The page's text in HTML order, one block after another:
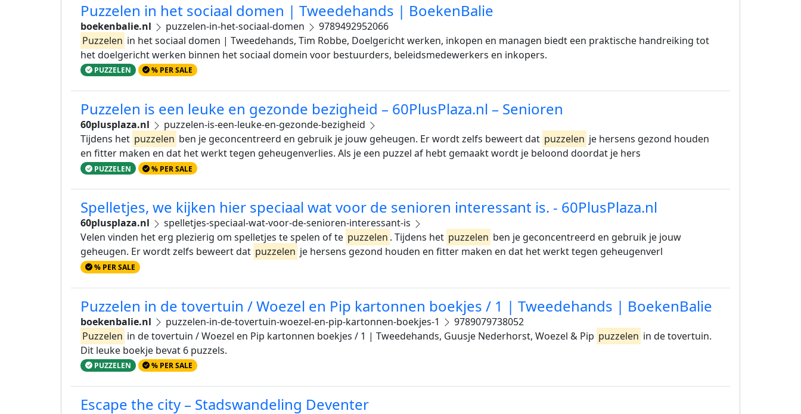
Puzzelen in het sociaal domen | Tweedehands | BoekenBalie
boekenbalie.nl puzzelen-in-het-sociaal-domen
9789492952066
Puzzelen in het sociaal domen | Tweedehands, Tim Robbe, Doelgericht werken, inkopen en managen biedt een praktische handreiking tot
het doelgericht werken binnen het sociaal domein voor bestuurders, beleidsmedewerkers en inkopers.
PUZZELEN % PER SALE
Puzzelen is een leuke en gezonde bezigheid – 60PlusPlaza.nl – Senioren
60plusplaza.nl
puzzelen-is-een-leuke-en-gezonde-bezigheid
Tijdens het puzzelen ben je geconcentreerd en gebruik je jouw geheugen. Er wordt zelfs beweert dat puzzelen je hersens gezond houden
en fitter maken en dat het werkt tegen geheugenverlies. Als je een puzzel af hebt gemaakt wordt je beloond doordat je hers
PUZZELEN % PER SALE
Spelletjes, we kijken hier speciaal wat voor de senioren interessant is. - 60PlusPlaza.nl
60plusplaza.nl
spelletjes-speciaal-wat-voor-de-senioren-interessant-is
Velen vinden het erg plezierig om spelletjes te spelen of te puzzelen . Tijdens het puzzelen ben je geconcentreerd en gebruik je jouw
geheugen. Er wordt zelfs beweert dat puzzelen je hersens gezond houden en fitter maken en dat het werkt tegen geheugenverl
% PER SALE
Puzzelen in de tovertuin / Woezel en Pip kartonnen boekjes / 1 | Tweedehands | BoekenBalie
boekenbalie.nl puzzelen-in-de-tovertuin-woezel-en-pip-kartonnen-boekjes-1
9789079738052
Puzzelen in de tovertuin / Woezel en Pip kartonnen boekjes / 1 | Tweedehands, Guusje Nederhorst, Woezel & Pip puzzelen in de tovertuin.
Dit leuke boekje bevat 6 puzzels.
PUZZELEN % PER SALE
Escape the city – Stadswandeling Deventer